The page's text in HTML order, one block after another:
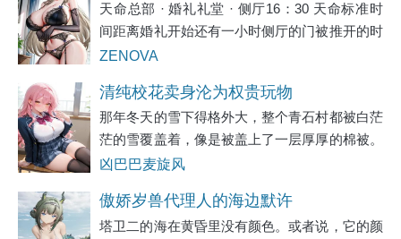
纵情
天命总部 · 婚礼礼堂 · 侧厅16：30 天命标准时
间距离婚礼开始还有一小时侧厅的门被推开的时
候，丽塔正站在落地镜前面。蔷薇誓言已经穿好
每一粒珍珠扣都在它该在的位置上。幽
ZENOVA
清纯校花卖身沦为权贵玩物
那年冬天的雪下得格外大，整个青石村都被白茫
茫的雪覆盖着，像是被盖上了一层厚厚的棉被。
村口那棵老槐树的枝丫被雪压得低垂，偶尔有风
家院子的墙角边，用冻得通红的小手轻轻拂去梅
凶巴巴麦旋风
傲娇岁兽代理人的海边默许
塔卫二的海在黄昏里没有颜色。或者说，它的颜